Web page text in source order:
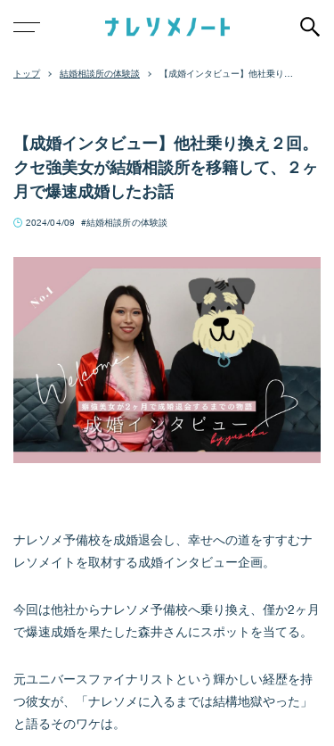
結婚相談所の体験談
【成婚インタビュー】他社乗り換
【成婚インタビュー】他社乗り換え２回。
クセ強美女が結婚相談所を移籍して、２ヶ
月で爆速成婚したお話
2024/04/09 結婚相談所の体験談
ナレソメ予備校を成婚退会し、幸せへの道をすすむナ
レソメイトを取材する成婚インタビュー企画。
今回は他社からナレソメ予備校へ乗り換え、僅か2ヶ月
で爆速成婚を果たした森井さんにスポットを当てる。
元ユニバースファイナリストという輝かしい経歴を持
つ彼女が、「ナレソメに入るまでは結構地獄やった」
と語るそのワケは。